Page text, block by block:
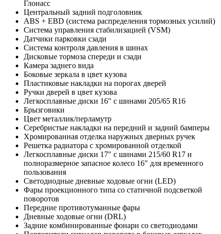
Глонасс
Центральный задний подголовник
ABS + EBD (система распределения тормозных усилий)
Система управления стабилизацией (VSM)
Датчики парковки сзади
Система контроля давления в шинах
Дисковые тормоза спереди и сзади
Камера заднего вида
Боковые зеркала в цвет кузова
Пластиковые накладки на порогах дверей
Ручки дверей в цвет кузова
Легкосплавные диски 16" с шинами 205/65 R16
Брызговики
Цвет металлик/перламутр
Серебристые накладки на передний и задний бамперы
Хромированная отделка наружных дверных ручек
Решетка радиатора с хромированной отделкой
Легкосплавные диски 17" с шинами 215/60 R17 и
полноразмерное запасное колесо 16" для временного
пользования
Светодиодные дневные ходовые огни (LED)
Фары проекционного типа со статичной подсветкой
поворотов
Передние противотуманные фары
Дневные ходовые огни (DRL)
Задние комбинированные фонари со светодиодами